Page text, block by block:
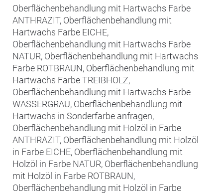
Oberflächenbehandlung mit Hartwachs Farbe
ANTHRAZIT, Oberflächenbehandlung mit
Hartwachs Farbe EICHE,
Oberflächenbehandlung mit Hartwachs Farbe
NATUR, Oberflächenbehandlung mit Hartwachs
Farbe ROTBRAUN, Oberflächenbehandlung mit
Hartwachs Farbe TREIBHOLZ,
Oberflächenbehandlung mit Hartwachs Farbe
WASSERGRAU, Oberflächenbehandlung mit
Hartwachs in Sonderfarbe anfragen,
Oberflächenbehandlung mit Holzöl in Farbe
ANTHRAZIT, Oberflächenbehandlung mit Holzöl
in Farbe EICHE, Oberflächenbehandlung mit
Holzöl in Farbe NATUR, Oberflächenbehandlung
mit Holzöl in Farbe ROTBRAUN,
Oberflächenbehandlung mit Holzöl in Farbe